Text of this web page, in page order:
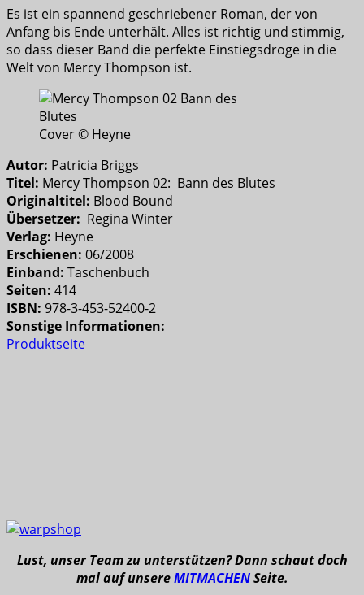
Es ist ein spannend geschriebener Roman, der von
Anfang bis Ende unterhält. Alles ist richtig und stimmig,
so dass dieser Band die perfekte Einstiegsdroge in die
Welt von Mercy Thompson ist.
Cover © Heyne
Autor: Patricia Briggs
Titel: Mercy Thompson 02: Bann des Blutes
Originaltitel: Blood Bound
Übersetzer: Regina Winter
Verlag: Heyne
Erschienen: 06/2008
Einband: Taschenbuch
Seiten: 414
ISBN: 978-3-453-52400-2
Sonstige Informationen:
Produktseite
Lust, unser Team zu unterstützen? Dann schaut doch
mal auf unsereMITMACHENSeite.